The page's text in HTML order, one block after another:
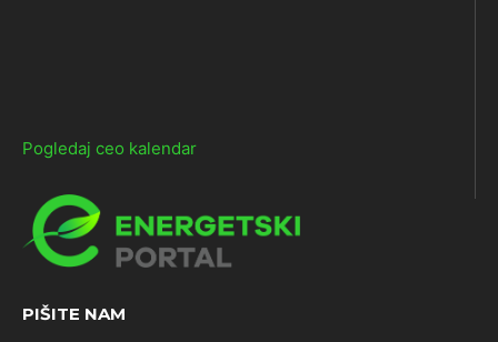
Pogledaj ceo kalendar
PIŠITE NAM